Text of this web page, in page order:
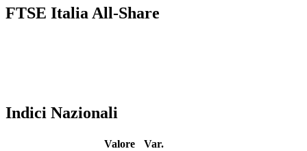
FTSE Italia All-Share
Indici Nazionali
Valore
Var.